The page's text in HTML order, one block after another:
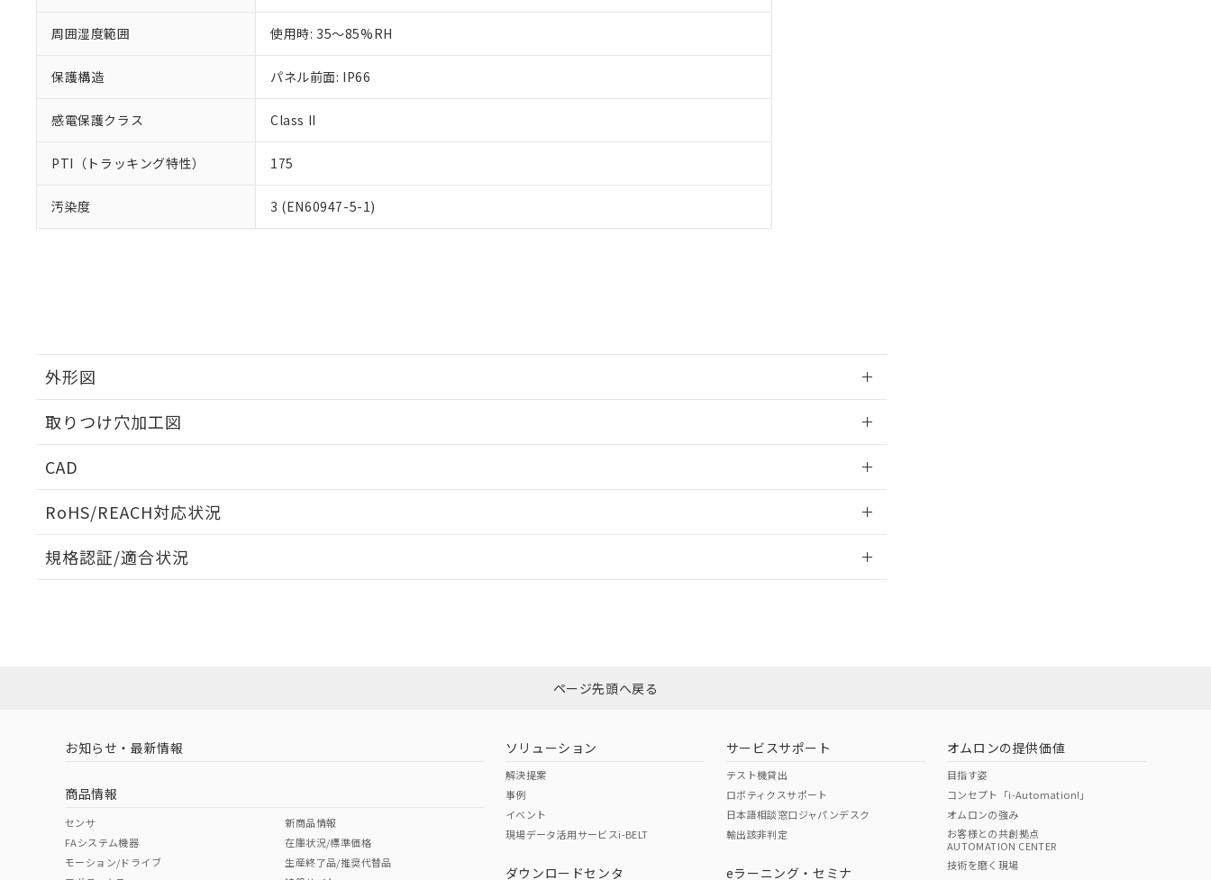
周囲湿度範囲 使用時: 35～85%RH
保護構造 パネル前面: IP66
感電保護クラス Class II
PTI（トラッキング特性） 175
汚染度 3 (EN60947-5-1)
外形図
取りつけ穴加工図
CAD
RoHS/REACH対応状況
EU RoHS 注意事項・凡例
ダウンロードはこちら
中国 RoHS 注意事項・凡例
中国 RoHS表
Pb Hg Cr(VI)
規格認証/適合状況
ページ先頭へ戻る
お知らせ・最新情報
商品情報
センサ
FAシステム機器
モーション/ドライブ
新商品情報
在庫状況/標準価格
生産終了品/推奨代替品
ソリューション
解決提案
事例
イベント
現場データ活用サービスi-BELT
ダウンロードセンタ
サービスサポート
テスト機貸出
ロボティクスサポート
日本語相談窓口ジャパンデスク
輸出該非判定
eラーニング・セミナ
オムロンの提供価値
目指す姿
コンセプト「i-Automation!」
オムロンの強み
お客様との共創拠点
AUTOMATION CENTER
技術を磨く現場